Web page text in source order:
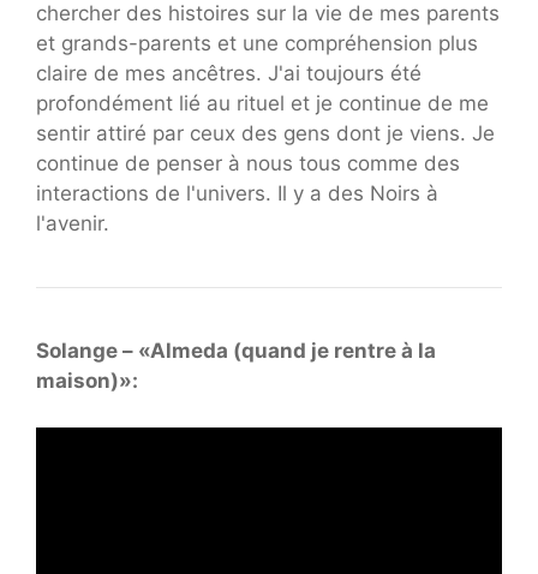
chercher des histoires sur la vie de mes parents
et grands-parents et une compréhension plus
claire de mes ancêtres. J'ai toujours été
profondément lié au rituel et je continue de me
sentir attiré par ceux des gens dont je viens. Je
continue de penser à nous tous comme des
interactions de l'univers. Il y a des Noirs à
l'avenir.
Solange – «Almeda (quand je rentre à la
maison)»: